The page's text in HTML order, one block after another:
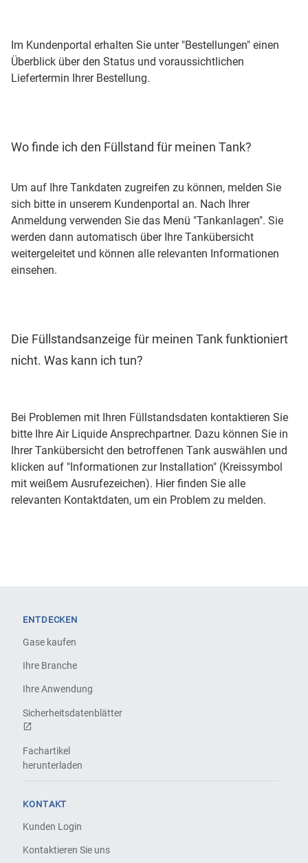
Im Kundenportal erhalten Sie unter "Bestellungen" einen
Überblick über den Status und voraussichtlichen
Liefertermin Ihrer Bestellung.
Wo finde ich den Füllstand für meinen Tank?
Um auf Ihre Tankdaten zugreifen zu können, melden Sie
sich bitte in unserem Kundenportal an. Nach Ihrer
Anmeldung verwenden Sie das Menü "Tankanlagen". Sie
werden dann automatisch über Ihre Tankübersicht
weitergeleitet und können alle relevanten Informationen
einsehen.
Die Füllstandsanzeige für meinen Tank funktioniert
nicht. Was kann ich tun?
Bei Problemen mit Ihren Füllstandsdaten kontaktieren Sie
bitte Ihre Air Liquide Ansprechpartner. Dazu können Sie in
Ihrer Tankübersicht den betroffenen Tank auswählen und
klicken auf "Informationen zur Installation" (Kreissymbol
mit weißem Ausrufezeichen). Hier finden Sie alle
relevanten Kontaktdaten, um ein Problem zu melden.
ENTDECKEN
Gase kaufen
Ihre Branche
Ihre Anwendung
Sicherheitsdatenblätter
Fachartikel
herunterladen
KONTAKT
Kunden Login
Kontaktieren Sie uns